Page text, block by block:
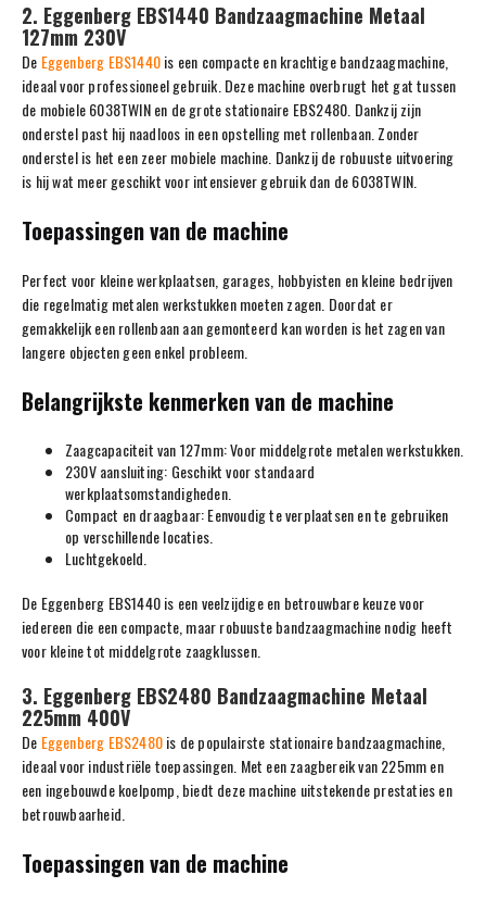
2. Eggenberg EBS1440 Bandzaagmachine Metaal
127mm 230V
De Eggenberg EBS1440is een compacte en krachtige bandzaagmachine,
ideaal voor professioneel gebruik. Deze machine overbrugt het gat tussen
de mobiele 6038TWIN en de grote stationaire EBS2480. Dankzij zijn
onderstel past hij naadloos in een opstelling met rollenbaan. Zonder
onderstel is het een zeer mobiele machine. Dankzij de robuuste uitvoering
is hij wat meer geschikt voor intensiever gebruik dan de 6038TWIN.
Toepassingen van de machine
Perfect voor kleine werkplaatsen, garages, hobbyisten en kleine bedrijven
die regelmatig metalen werkstukken moeten zagen. Doordat er
gemakkelijk een rollenbaan aan gemonteerd kan worden is het zagen van
langere objecten geen enkel probleem.
Belangrijkste kenmerken van de machine
Zaagcapaciteit van 127mm: Voor middelgrote metalen werkstukken.
230V aansluiting: Geschikt voor standaard
werkplaatsomstandigheden.
Compact en draagbaar: Eenvoudig te verplaatsen en te gebruiken
op verschillende locaties.
Luchtgekoeld.
De Eggenberg EBS1440 is een veelzijdige en betrouwbare keuze voor
iedereen die een compacte, maar robuuste bandzaagmachine nodig heeft
voor kleine tot middelgrote zaagklussen.
3. Eggenberg EBS2480 Bandzaagmachine Metaal
225mm 400V
De Eggenberg EBS2480is de populairste stationaire bandzaagmachine,
ideaal voor industriële toepassingen. Met een zaagbereik van 225mm en
een ingebouwde koelpomp, biedt deze machine uitstekende prestaties en
betrouwbaarheid.
Toepassingen van de machine